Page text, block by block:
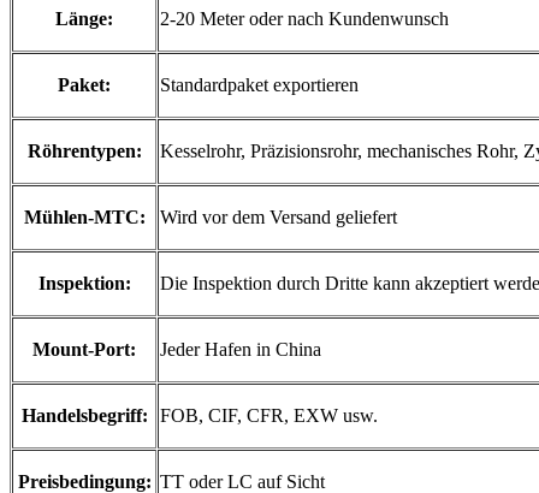
Länge: 2-20 Meter oder nach Kundenwunsch
Paket: Standardpaket exportieren
Röhrentypen: Kesselrohr, Präzisionsrohr, mechanisches Rohr,
Mühlen-MTC: Wird vor dem Versand geliefert
Inspektion: Die Inspektion durch Dritte kann akzeptiert
Mount-Port: Jeder Hafen in China
Handelsbegriff: FOB, CIF, CFR, EXW usw.
Preisbedingung: TT oder LC auf Sicht